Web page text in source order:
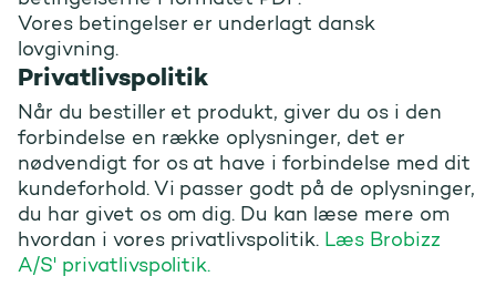
Vores betingelser er underlagt dansk
lovgivning.
Privatlivspolitik
Når du bestiller et produkt, giver du os i den
forbindelse en række oplysninger, det er
nødvendigt for os at have i forbindelse med dit
kundeforhold. Vi passer godt på de oplysninger,
du har givet os om dig. Du kan læse mere om
hvordan i vores privatlivspolitik. Læs Brobizz
A/S' privatlivspolitik.